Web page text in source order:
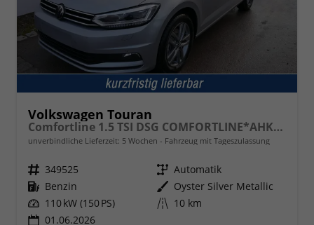
Volkswagen Touran
Comfortline 1.5 TSI DSG COMFORTLINE*AHK*ACC*LED*PDC*KAMERA*NAVI*SHZ* 7-SITZER 17-ZOLL
unverbindliche Lieferzeit: 5 Wochen Fahrzeug mit Tageszulassung
Fahrzeugnr. 349525 Getriebe Automatik
Kraftstoff Benzin Außenfarbe Oyster Silver Metallic
Leistung 110 kW (150 PS) Kilometerstand 10 km
01.06.2026